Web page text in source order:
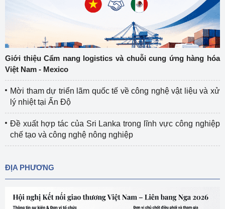
Giới thiệu Cẩm nang logistics và chuỗi cung ứng hàng hóa
Việt Nam - Mexico
Mời tham dự triển lãm quốc tế về công nghệ vật liệu và xử
lý nhiệt tại Ấn Độ
Đề xuất hợp tác của Sri Lanka trong lĩnh vực công nghiệp
chế tạo và công nghệ nông nghiệp
ĐỊA PHƯƠNG